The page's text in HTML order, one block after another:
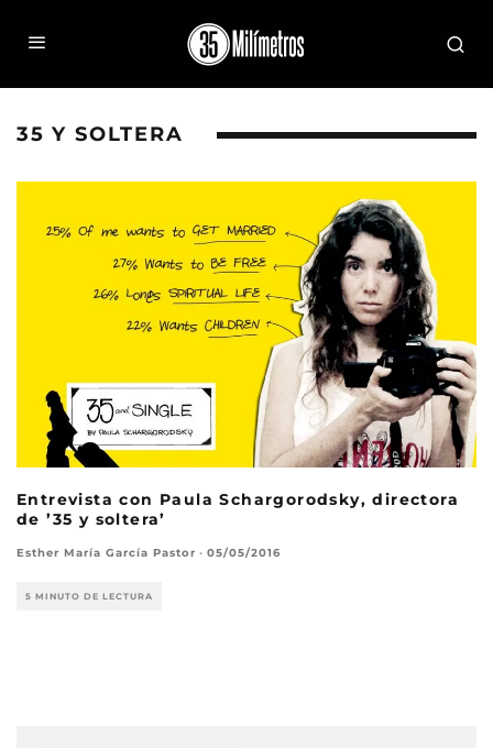
35 Y SOLTERA
Entrevista con Paula Schargorodsky, directora
de ’35 y soltera’
Esther María García Pastor · 05/05/2016
5 MINUTO DE LECTURA